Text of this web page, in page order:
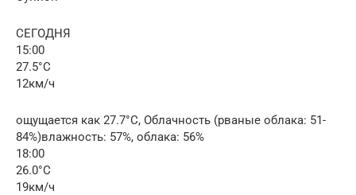
СЕГОДНЯ
15:00
27.5°C
12км/ч
ощущается как 27.7°C, Облачность (рваные облака: 51-
84%)влажность: 57%, облака: 56%
18:00
26.0°C
19км/ч